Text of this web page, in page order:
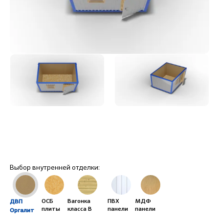
Выбор внутренней отделки:
ДВП
Оргалит
ОСБ
плиты
Вагонка
класса B
ПВХ
панели
МДФ
панели